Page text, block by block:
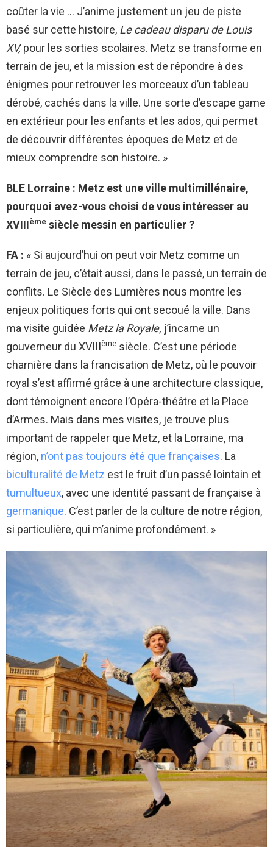
coûter la vie … J’anime justement un jeu de piste
basé sur cette histoire, Le cadeau disparu de Louis
XV,pour les sorties scolaires. Metz se transforme en
terrain de jeu, et la mission est de répondre à des
énigmes pour retrouver les morceaux d’un tableau
dérobé, cachés dans la ville. Une sorte d’escape game
en extérieur pour les enfants et les ados, qui permet
de découvrir différentes époques de Metz et de
mieux comprendre son histoire. »
BLE Lorraine : Metz est une ville multimillénaire,
pourquoi avez-vous choisi de vous intéresser au
XVIIIème siècle messin en particulier ?
FA : « Si aujourd’hui on peut voir Metz comme un
terrain de jeu, c’était aussi, dans le passé, un terrain de
conflits. Le Siècle des Lumières nous montre les
enjeux politiques forts qui ont secoué la ville. Dans
ma visite guidée Metz la Royale, j’incarne un
gouverneur du XVIIIème siècle. C’est une période
charnière dans la francisation de Metz, où le pouvoir
royal s’est affirmé grâce à une architecture classique,
dont témoignent encore l’Opéra-théâtre et la Place
d’Armes. Mais dans mes visites, je trouve plus
important de rappeler que Metz, et la Lorraine, ma
région, n’ont pas toujours été que françaises. La
biculturalité de Metz est le fruit d’un passé lointain et
tumultueux, avec une identité passant de française à
germanique. C’est parler de la culture de notre région,
si particulière, qui m’anime profondément. »